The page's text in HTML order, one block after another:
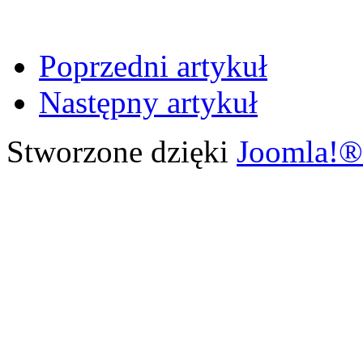
Poprzedni artykuł
Następny artykuł
Stworzone dzięki Joomla!®